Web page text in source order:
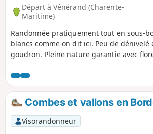
Départ à Vénérand (Charente-
Maritime)
Randonnée pratiquement tout en sous-
blancs comme on dit ici. Peu de dénivelé
goudron. Pleine nature garantie avec
Combes et vallons en
Visorandonneur